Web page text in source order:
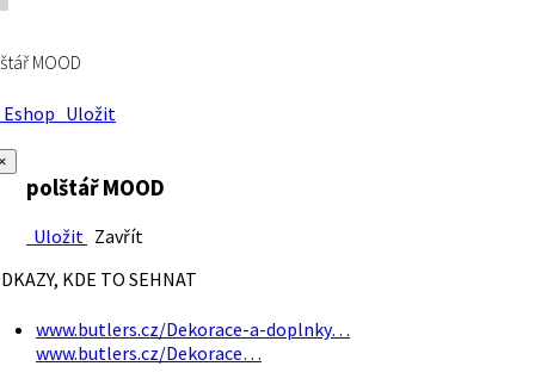
MOOD
Uložit
polštář MOOD
Uložit Zavřít
KDE TO SEHNAT
www.butlers.cz/Dekorace-a-doplnky…
www.butlers.cz/Dekorace…